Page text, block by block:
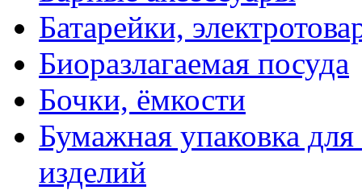
Батарейки,
Биоразлагаемая посуда
Бочки, ёмкости
Бумажная упаковка
изделий